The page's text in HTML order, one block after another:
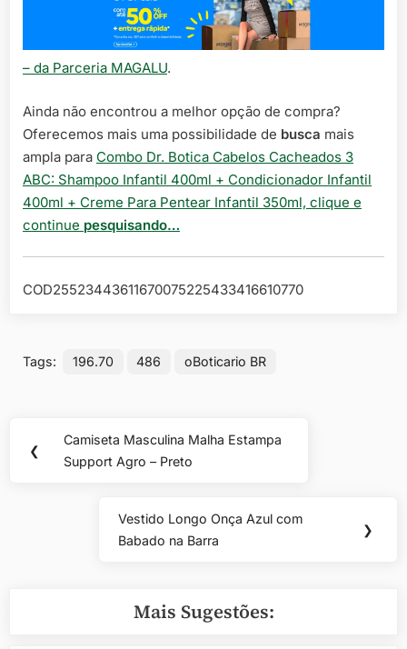
– da Parceria MAGALU.
Ainda não encontrou a melhor opção de compra?
Oferecemos mais uma possibilidade de busca mais
ampla para Combo Dr. Botica Cabelos Cacheados 3
ABC: Shampoo Infantil 400ml + Condicionador Infantil
400ml + Creme Para Pentear Infantil 350ml, clique e
continue pesquisando…
COD25523443611670075225433416610770
Tags: 196.70 486 oBoticario BR
Navegação
de
❮
Previous
Post:
Camiseta Masculina Malha Estampa
Support Agro – Preto
Next
Post:
Vestido Longo Onça Azul com
Babado na Barra
❯
Mais Sugestões: